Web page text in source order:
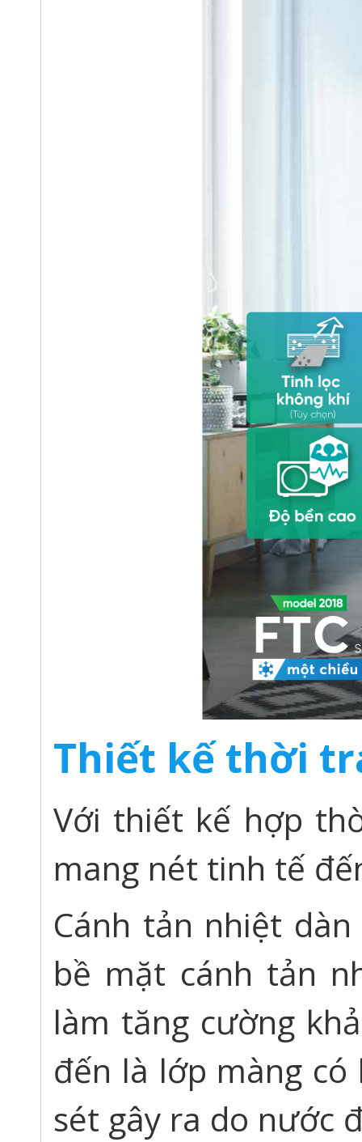
Thiết kế thời
Với thiết kế hợp
mang nét tinh tế
Cánh tản nhiệt
bề mặt cánh tản
làm tăng cường
đến là lớp màng
sét gây ra do nước